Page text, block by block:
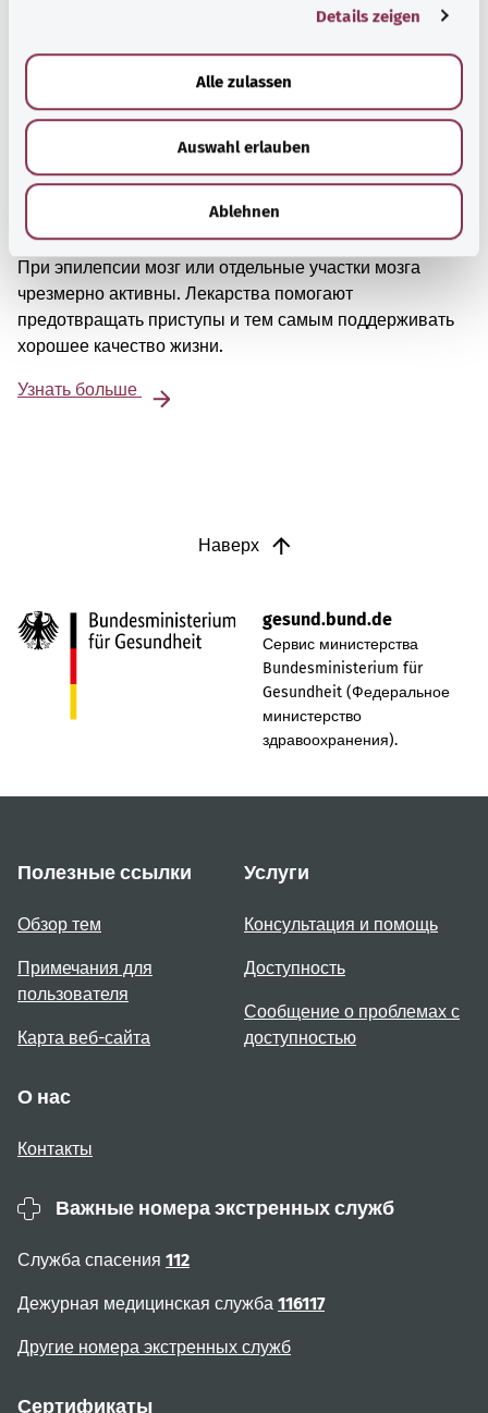
Details zeigen
Alle zulassen
Auswahl erlauben
Ablehnen
Эпилепсия
При эпилепсии мозг или отдельные участки мозга
чрезмерно активны. Лекарства помогают
предотвращать приступы и тем самым поддерживать
хорошее качество жизни.
Узнать больше
Наверх
gesund.bund.de
Сервис министерства
Bundesministerium für
Gesundheit (Федеральное
министерство
здравоохранения).
Полезные ссылки
Обзор тем
Примечания для
пользователя
Карта веб-сайта
Услуги
Консультация и помощь
Доступность
Сообщение о проблемах с
доступностью
О нас
Контакты
Важные номера экстренных служб
Служба спасения 112
Дежурная медицинская служба 116117
Другие номера экстренных служб
Сертификаты